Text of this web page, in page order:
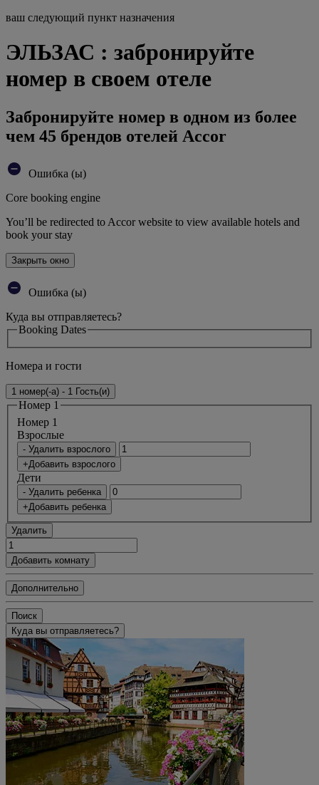
ваш следующий пункт назначения
ЭЛЬЗАС : забронируйте
номер в своем отеле
Забронируйте номер в одном из более
чем 45 брендов отелей Accor
Ошибка (ы)
Core booking engine
You’ll be redirected to Accor website to view available hotels and
book your stay
Закрыть окно
Ошибка (ы)
Куда вы отправляетесь?
Booking Dates
Номера и гости
1 номер(-а) - 1 Гость(и)
Номер 1
Номер 1
Bзрослые
- Удалить взрослого
+Добавить взрослого
Дети
- Удалить ребенка
+Добавить ребенка
Удалить
Добавить комнату
Дополнительно
Поиск
Куда вы отправляетесь?